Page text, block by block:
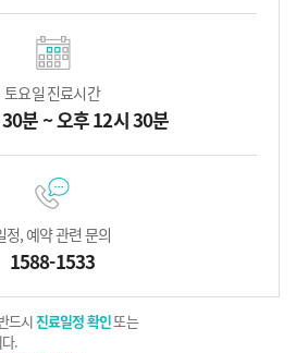
토요일 진료시간
분 ~ 오후 12시 30분
정, 예약 관련 문의
1588-1533
드시진료일정 확인또는
.